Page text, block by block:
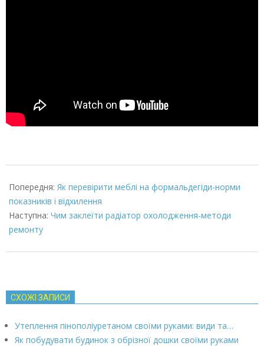
03-
08
Попередня: Як перевірити меблі на формальдегіди-норми
показників і відхилення
Наступна: Чим заклеїти радіатор охолодження-методи
ремонту
СХОЖІ ЗАПИСИ
Утеплення пінополіуретаном своїми руками: види та…
Як побудувати будинок з обрізної дошки своїми руками